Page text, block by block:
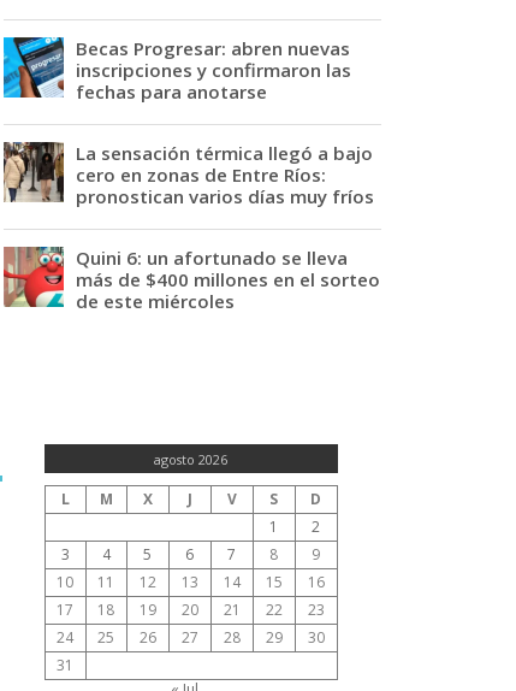
Becas Progresar: abren nuevas
inscripciones y confirmaron las
fechas para anotarse
La sensación térmica llegó a bajo
cero en zonas de Entre Ríos:
pronostican varios días muy fríos
Quini 6: un afortunado se lleva
más de $400 millones en el sorteo
de este miércoles
agosto 2026
L M X J V S
D
1
2
3
4 5 6 7 8
9
10
11 12 13 14 15
16
17
18 19 20 21 22
23
24
25 26 27 28 29
30
31